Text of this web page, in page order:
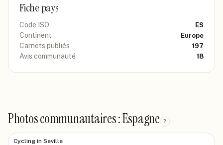
Fiche pays
Code ISO ES
Continent Europe
Carnets publiés 197
Avis communauté 18
Photos communautaires : Espagne ?
Cycling in Seville